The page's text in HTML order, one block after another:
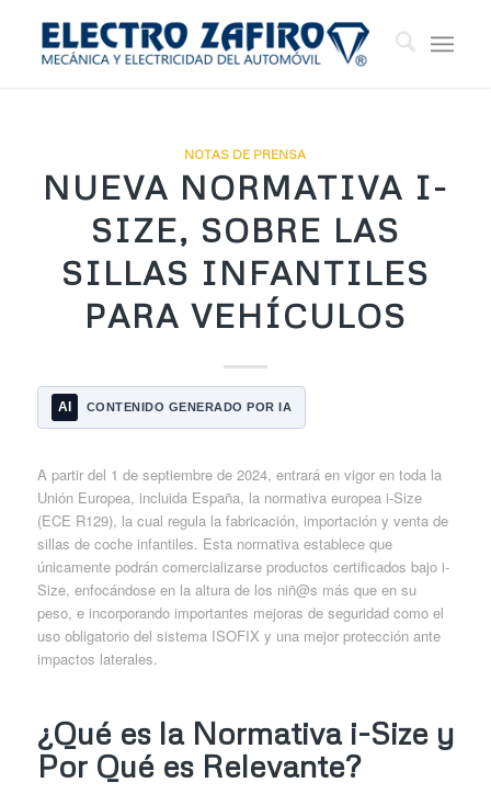
NOTAS DE PRENSA
NUEVA NORMATIVA I-
SIZE, SOBRE LAS
SILLAS INFANTILES
PARA VEHÍCULOS
AI CONTENIDO GENERADO POR IA
A partir del 1 de septiembre de 2024, entrará en vigor en toda la
Unión Europea, incluida España, la normativa europea i-Size
(ECE R129), la cual regula la fabricación, importación y venta de
sillas de coche infantiles. Esta normativa establece que
únicamente podrán comercializarse productos certificados bajo i-
Size, enfocándose en la altura de los niñ@s más que en su
peso, e incorporando importantes mejoras de seguridad como el
uso obligatorio del sistema ISOFIX y una mejor protección ante
impactos laterales.
¿Qué es la Normativa i-Size y
Por Qué es Relevante?